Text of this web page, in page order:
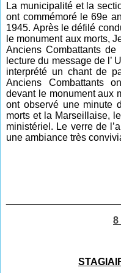
La municipalité et la
ont commémoré le 69e
1945. Après le défilé
le monument aux morts,
Anciens Combattants
lecture du message de l’
interprété un chant de
Anciens Combattants
devant le monument aux
ont observé une minute
morts et la Marseillaise,
ministériel. Le verre de
une ambiance très
8